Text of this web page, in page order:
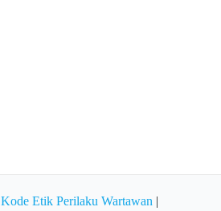
Kode Etik Perilaku Wartawan |